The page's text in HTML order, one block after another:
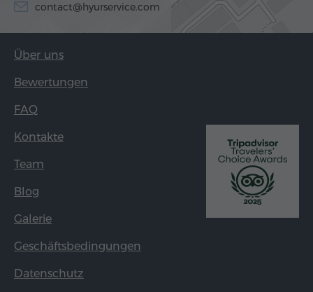
contact@hyurservice.com
Über uns
Bewertungen
FAQ
Kontakte
Team
Blog
Galerie
Geschäftsbedingungen
Datenschutz